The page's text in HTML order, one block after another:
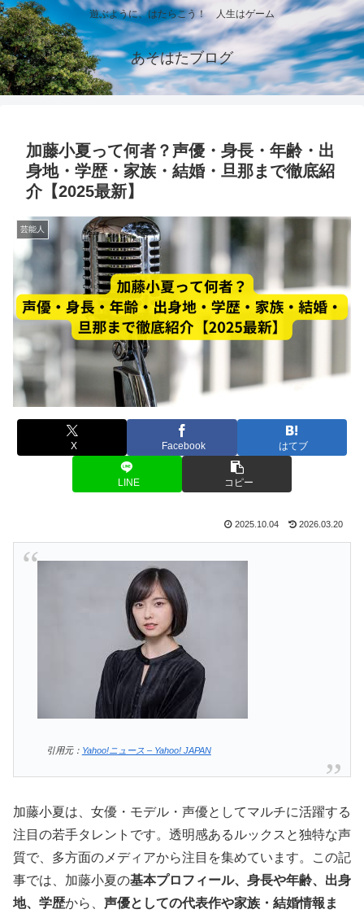
遊ぶように、はたらこう！ 人生はゲーム
あそはたブログ
加藤小夏って何者？声優・身長・年齢・出
身地・学歴・家族・結婚・旦那まで徹底紹
介【2025最新】
芸能人
X Facebook はてブ
LINE コピー
2025.10.04 2026.03.20
引用元： Yahoo!ニュース – Yahoo! JAPAN
加藤小夏は、女優・モデル・声優としてマルチに活躍する
注目の若手タレントです。透明感あるルックスと独特な声
質で、多方面のメディアから注目を集めています。この記
事では、加藤小夏の基本プロフィール、身長や年齢、出身
地、学歴から、 声優としての代表作や家族・結婚情報ま